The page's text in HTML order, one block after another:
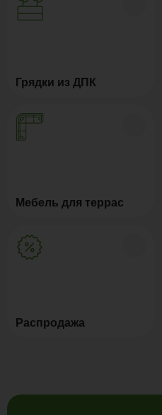
Грядки из ДПК
Мебель для террас
Распродажа